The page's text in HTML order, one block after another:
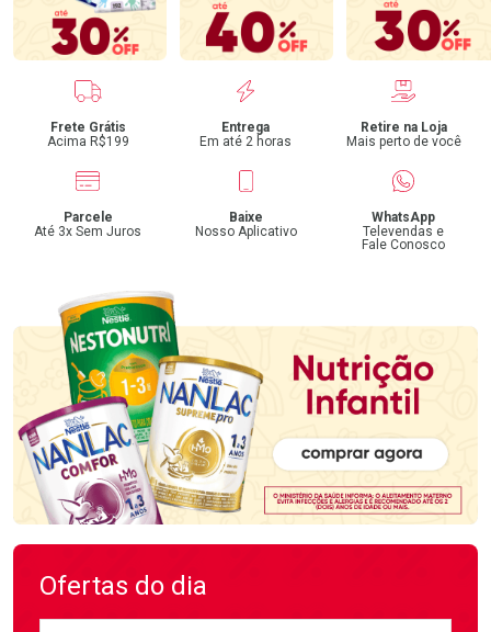
Benefícios
Frete Grátis
Acima R$199
Entrega
Em até 2 horas
Retire na Loja
Mais perto de você
Parcele
Até 3x Sem Juros
Baixe
Nosso Aplicativo
WhatsApp
Televendas e
Fale Conosco
Ofertas do dia